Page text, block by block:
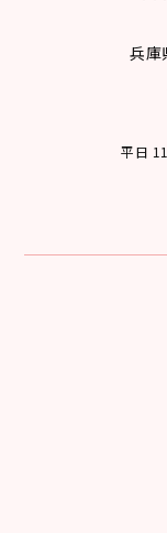
兵庫
平日